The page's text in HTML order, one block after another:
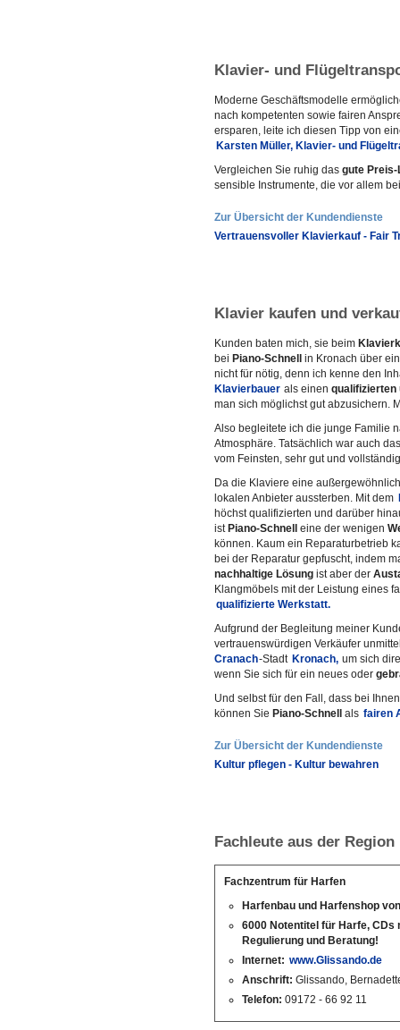
Klavier- und
Moderne Geschäftsmodelle
nach kompetenten sowie fairen
ersparen, leite ich diesen Tipp von
Karsten Müller, Klavier- und
Vergleichen Sie ruhig das gute
sensible Instrumente, die vor allem
Zur Übersicht der Kundendienste
Vertrauensvoller Klavierkauf - Fair
Klavier kaufen und
Kunden baten mich, sie beim
bei Piano-Schnell
in Kronach über
nicht für nötig, denn ich kenne den
Klavierbauer als einen qualifizierten
man sich möglichst gut abzusichern.
Also begleitete ich die junge Familie
Atmosphäre. Tatsächlich war auch
vom Feinsten, sehr gut und
Da die Klaviere eine
lokalen Anbieter aussterben. Mit dem
höchst qualifizierten und darüber
ist Piano-Schnell eine der wenigen
können. Kaum ein Reparaturbetrieb
bei der Reparatur gepfuscht, indem
nachhaltige Lösung ist aber der
Klangmöbels mit der Leistung eines
qualifizierte Werkstatt.
Aufgrund der Begleitung meiner
vertrauenswürdigen Verkäufer
Cranach-Stadt Kronach, um sich
wenn Sie sich für ein neues oder
Und selbst für den Fall, dass bei
können Sie Piano-Schnell als fairen
Zur Übersicht der Kundendienste
Kultur pflegen - Kultur bewahren
Fachleute aus der Region
Fachzentrum für Harfen
Harfenbau und Harfenshop
6000 Notentitel für Harfe,
Regulierung und Beratung!
Internet: www.Glissando.de
Anschrift: Glissando,
Telefon: 09172 - 66 92 11